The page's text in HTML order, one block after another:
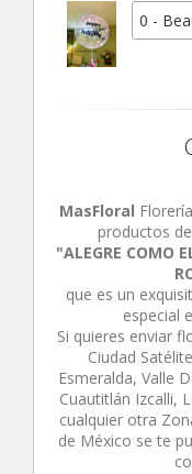
0 -
MasFloral
productos
"ALEGRE COMO
que es un
especial
Si quieres enviar
Ciudad
Esmeralda, Valle
Cuautitlán Izcalli,
cualquier otra
de México se te